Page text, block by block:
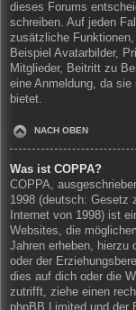
dieses Forums
schreiben. Auf jeden
zusätzliche
Beispiel Avatarbilder,
Mitglieder, Beitritt zu
eine Anmeldung, da
bietet.
NACH OBEN
Was ist COPPA?
COPPA,
1998 (deutsch: Gesetz
Internet von 1998) ist
Websites, die
Jahren erheben, hierzu
oder der
dies auf dich oder die
zutrifft, ziehe einen
phpBB Limited und der